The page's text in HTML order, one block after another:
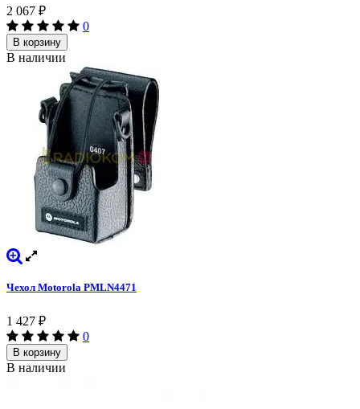
2 067 ₽
0
В корзину
В наличии
Чехол Motorola PMLN4471
1 427 ₽
0
В корзину
В наличии